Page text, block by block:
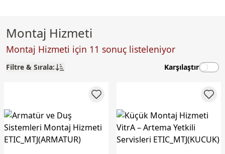
Montaj Hizmeti
Montaj Hizmeti için 11 sonuç listeleniyor
Filtre & Sırala: Karşılaştır